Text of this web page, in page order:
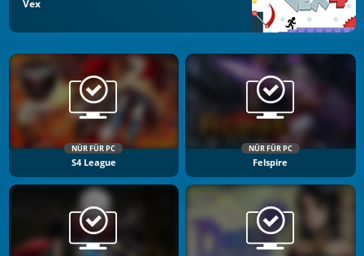
Vex
NÜR FÜR PC
S4 League
NÜR FÜR PC
Felspire